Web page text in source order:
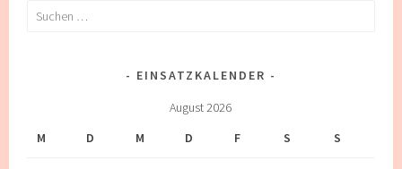
Suchen
EINSATZKALENDER
August 2026
M
D M D F S S